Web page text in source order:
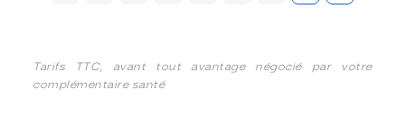
Tarifs TTC, avant tout avantage négocié par votre
complémentaire santé